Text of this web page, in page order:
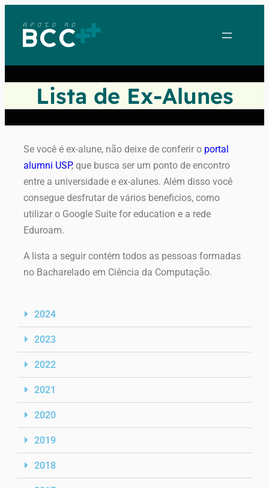
Lista de Ex-Alunes
Se você é ex-alune, não deixe de conferir o portal
alumni USP, que busca ser um ponto de encontro
entre a universidade e ex-alunes. Além disso você
consegue desfrutar de vários beneficios, como
utilizar o Google Suite for education e a rede
Eduroam.
A lista a seguir contém todos as pessoas formadas
no Bacharelado em Ciência da Computação.
2024
2023
2022
2021
2020
2019
2018